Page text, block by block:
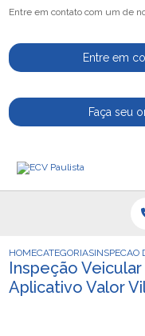
Entre em contato com um de
Entre em
Faça seu
HOMECATEGORIASINSPECAO
Inspeção
Aplicativo Valor